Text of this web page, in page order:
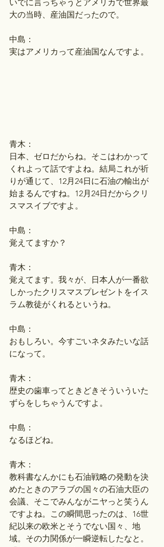
いでに言っちゃうとアメリカで世界最
大の当時、産油国だったので。
中島：
実はアメリカって産油国なんですよ。
青木：
日本、ゼロだからね。そこはわかって
くれよって話ですよね。結局これが祈
りが通じて、12月24日に石油の輸出が
始まるんですね。12月24日だからクリ
スマスイブですよ。
中島：
覚えてますか？
青木：
覚えてます。我々が、日本人が一番欲
しかったクリスマスプレゼントをイス
ラム教徒がくれるというね。
中島：
おもしろい。今すごいネタみたいな話
になって。
青木：
歴史の歯車ってときどきそういういた
ずらをしちゃうんですよ。
中島：
なるほどね。
青木：
教科書なんかにも石油戦略の発動を決
めたときのアラブの国々の石油大臣の
会議、そこでみんながニヤっと笑うん
ですよね。この瞬間思ったのは、16世
紀以来の欧米とそうでない国々、地
域。その力関係が一瞬逆転したなと。